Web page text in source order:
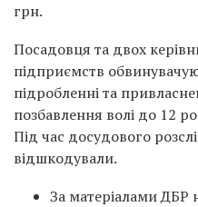
грн.
Посадовця та двох
підприємств
підробленні та
позбавлення волі до 12
Під час досудового
відшкодували.
За матеріалами ДБР